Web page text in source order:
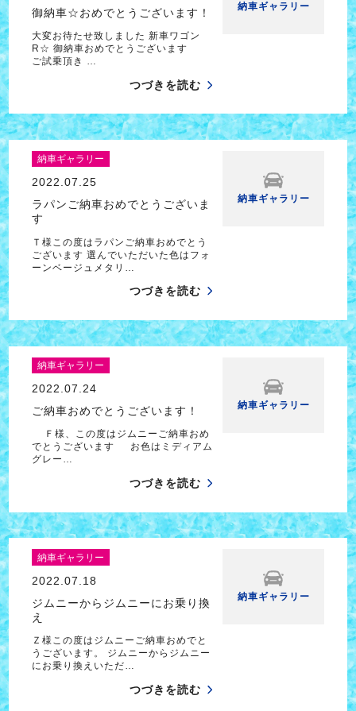
御納車☆おめでとうございます！
大変お待たせ致しました 新車ワゴン
R☆ 御納車おめでとうございます
ご試乗頂き …
つづきを読む
納車ギャラリー
納車ギャラリー
2022.07.25
ラパンご納車おめでとうございま
す
Ｔ様この度はラパンご納車おめでとう
ございます 選んでいただいた色はフォ
ーンベージュメタリ…
つづきを読む
納車ギャラリー
納車ギャラリー
2022.07.24
ご納車おめでとうございます！
Ｆ様、この度はジムニーご納車おめ
でとうございます お色はミディアム
グレー…
つづきを読む
納車ギャラリー
納車ギャラリー
2022.07.18
ジムニーからジムニーにお乗り換
え
Ｚ様この度はジムニーご納車おめでと
うございます。 ジムニーからジムニー
にお乗り換えいただ…
つづきを読む
納車ギャラリー